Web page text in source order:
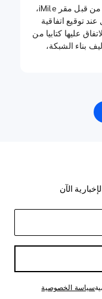
منافذ الامتياز المعتمدة للعمل من قبل مقر iMile،
توقيع اتفاقية
عليها كتابيا من
بناء الشبكة،
الآن
سياسة الخصوصية